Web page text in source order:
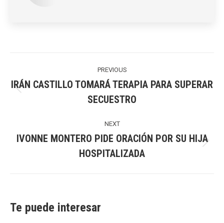
PREVIOUS
post:
IRÁN CASTILLO TOMARÁ TERAPIA PARA SUPERAR
SECUESTRO
NEXT
post:
IVONNE MONTERO PIDE ORACIÓN POR SU HIJA
HOSPITALIZADA
Te puede interesar